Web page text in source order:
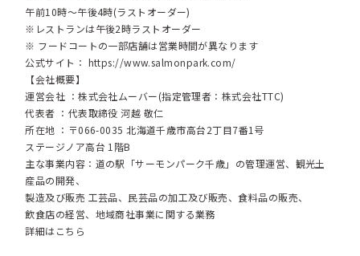
午前10時～午後4時(ラストオーダー)
※レストランは午後2時ラストオーダー
※ フードコートの一部店舗は営業時間が異なります
公式サイト： https://www.salmonpark.com/
【会社概要】
運営会社 ：株式会社ムーバー(指定管理者：株式会社TTC)
代表者 ：代表取締役 河越 敬仁
所在地 ：〒066-0035 北海道千歳市高台2丁目7番1号
ステージノア高台 1階B
主な事業内容：道の駅「サーモンパーク千歳」の管理運営、観光土
産品の開発、
製造及び販売 工芸品、民芸品の加工及び販売、食料品の販売、
飲食店の経営、地域商社事業に関する業務
詳細はこちら